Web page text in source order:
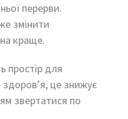
перерви.
змінити
краще.
простір для
це знижує
звертатися по